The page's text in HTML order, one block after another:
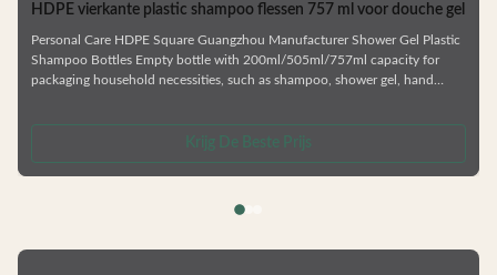
HDPE vierkante plastic shampoo flessen 757 ml voor douche gel
Personal Care HDPE Square Guangzhou Manufacturer Shower Gel Plastic
Shampoo Bottles Empty bottle with 200ml/505ml/757ml capacity for
packaging household necessities, such as shampoo, shower gel, hand
safety and sanitary, can be recycled. —— Various types of bottles. —— Skin
care series,shower gel and shampoo bottle —— Factory direct sale.
Krijg De Beste Prijs